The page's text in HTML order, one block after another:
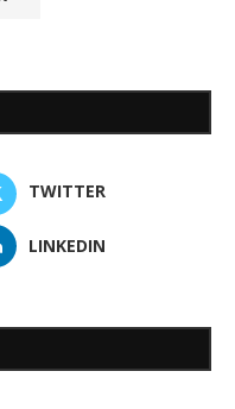
TWITTER
LINKEDIN